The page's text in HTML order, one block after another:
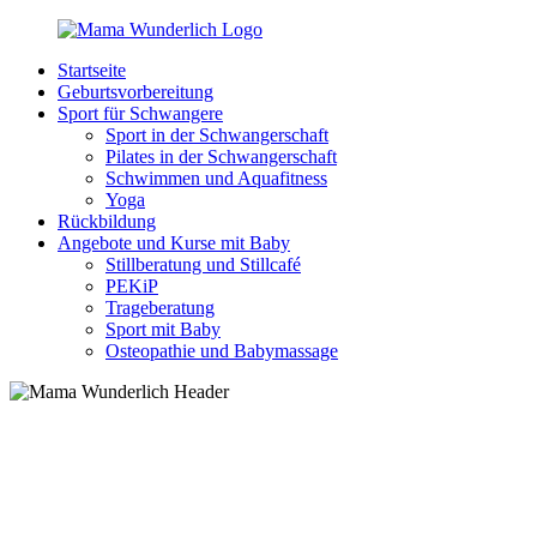
Zurück
Inhalt
MamaWunderlich.de
Mutti
sein
wunderbar!
Startseite
Geburtsvorbereitung
Sport für Schwangere
Sport in der Schwangerschaft
Pilates in der Schwangerschaft
Schwimmen und Aquafitness
Yoga
Rückbildung
Angebote und Kurse mit Baby
Stillberatung und Stillcafé
PEKiP
Trageberatung
Sport mit Baby
Osteopathie und Babymassage